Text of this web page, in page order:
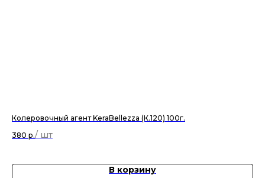
Колеровочный агент KeraBellezza (К.120) 100г.
380 р.
В корзину